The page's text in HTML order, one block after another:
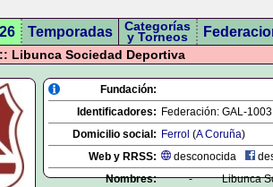
Temporadas Categorías
y Torneos
:: Libunca Sociedad Deportiva
Fundación:
Identificadores: Federación: GAL-1003
Domicilio social: Ferrol (A Coruña)
Web y RRSS:
desconocida
Nombres:
- Libunca